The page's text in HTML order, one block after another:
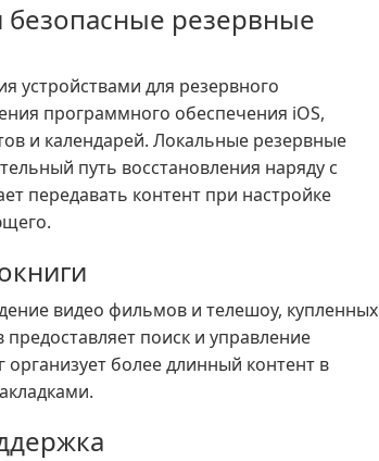
безопасные резервные
устройствами для резервного
программного обеспечения iOS,
и календарей. Локальные резервные
путь восстановления наряду с
передавать контент при настройке
видео фильмов и телешоу, купленных
поиск и управление
более длинный контент в